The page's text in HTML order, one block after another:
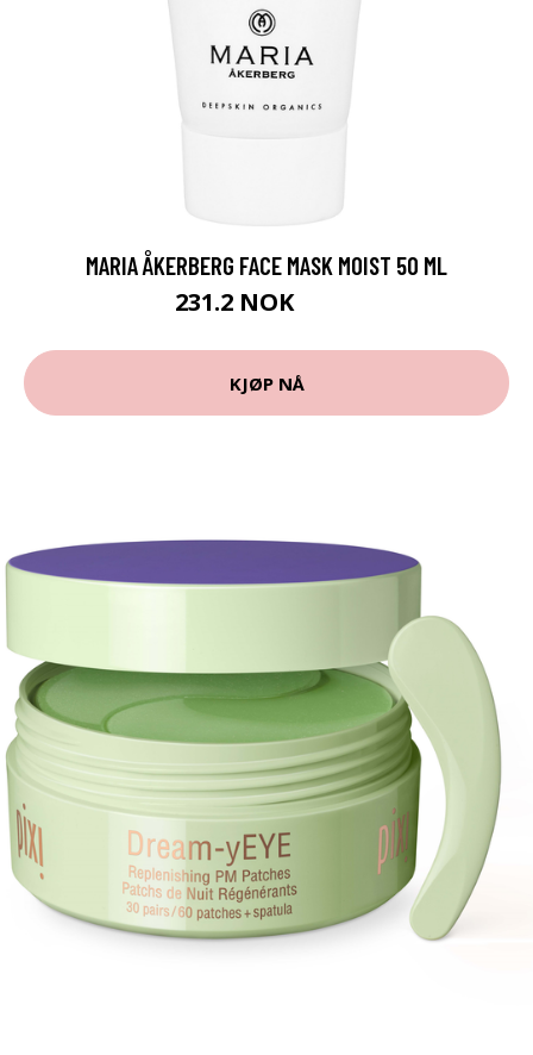
MARIA ÅKERBERG FACE MASK MOIST 50 ML
231.2 NOK
KJØP NÅ